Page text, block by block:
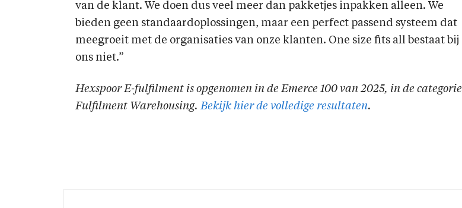
van de klant. We doen dus veel meer dan pakketjes inpakken alleen. We
bieden geen standaardoplossingen, maar een perfect passend systeem dat
meegroeit met de organisaties van onze klanten. One size fits all bestaat bij
ons niet.”
Hexspoor E-fulfilment is opgenomen in de Emerce 100 van 2025, in de categorie
Fulfilment Warehousing. Bekijk hier de volledige resultaten.